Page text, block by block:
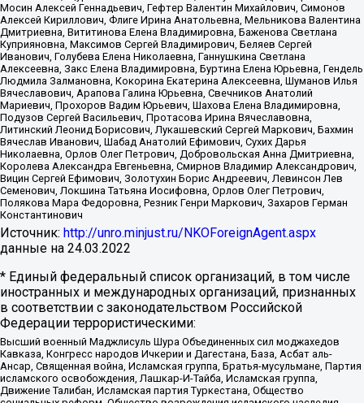
Мосин Алексей Геннадьевич, Гефтер Валентин Михайлович, Симонов
Алексей Кириллович, Флиге Ирина Анатольевна, Мельникова Валентина
Дмитриевна, Вититинова Елена Владимировна, Баженова Светлана
Куприяновна, Максимов Сергей Владимирович, Беляев Сергей
Иванович, Голубева Елена Николаевна, Ганнушкина Светлана
Алексеевна, Закс Елена Владимировна, Буртина Елена Юрьевна, Гендель
Людмила Залмановна, Кокорина Екатерина Алексеевна, Шуманов Илья
Вячеславович, Арапова Галина Юрьевна, Свечников Анатолий
Мариевич, Прохоров Вадим Юрьевич, Шахова Елена Владимировна,
Подузов Сергей Васильевич, Протасова Ирина Вячеславовна,
Литинский Леонид Борисович, Лукашевский Сергей Маркович, Бахмин
Вячеслав Иванович, Шабад Анатолий Ефимович, Сухих Дарья
Николаевна, Орлов Олег Петрович, Добровольская Анна Дмитриевна,
Королева Александра Евгеньевна, Смирнов Владимир Александрович,
Вицин Сергей Ефимович, Золотухин Борис Андреевич, Левинсон Лев
Семенович, Локшина Татьяна Иосифовна, Орлов Олег Петрович,
Полякова Мара Федоровна, Резник Генри Маркович, Захаров Герман
Константинович
Источник: http://unro.minjust.ru/NKOForeignAgent.aspx
данные на 24.03.2022
* Единый федеральный список организаций, в том числе
иностранных и международных организаций, признанных
в соответствии с законодательством Российской
Федерации террористическими:
Высший военный Маджлисуль Шура Объединенных сил моджахедов
Кавказа, Конгресс народов Ичкерии и Дагестана, База, Асбат аль-
Ансар, Священная война, Исламская группа, Братья-мусульмане, Партия
исламского освобождения, Лашкар-И-Тайба, Исламская группа,
Движение Талибан, Исламская партия Туркестана, Общество